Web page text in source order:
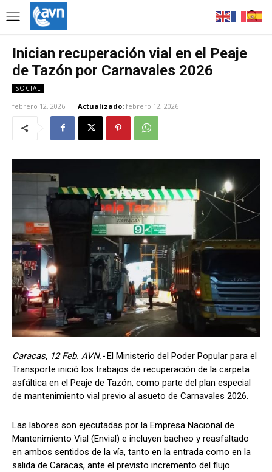
Inician recuperación vial en el Peaje
de Tazón por Carnavales 2026
SOCIAL
febrero 12, 2026 Actualizado: febrero 12, 2026
Caracas, 12 Feb. AVN.-El Ministerio del Poder Popular para el
Transporte inició los trabajos de recuperación de la carpeta
asfáltica en el Peaje de Tazón, como parte del plan especial
de mantenimiento vial previo al asueto de Carnavales 2026.
Las labores son ejecutadas por la Empresa Nacional de
Mantenimiento Vial (Envial) e incluyen bacheo y reasfaltado
en ambos sentidos de la vía, tanto en la entrada como en la
salida de Caracas, ante el previsto incremento del flujo